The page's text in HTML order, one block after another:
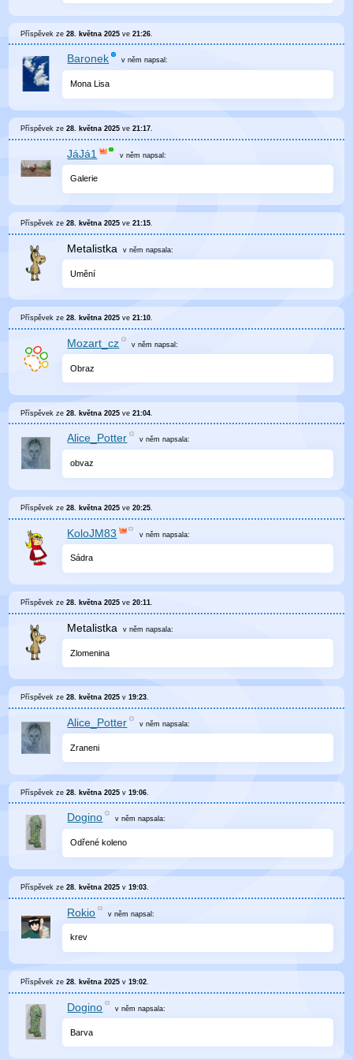
Příspěvek ze28. května 2025 ve21:26
Baronek v němnapsal:
Mona Lisa
Příspěvek ze28. května 2025 ve21:17
JáJá1 v něm napsal:
Galerie
Příspěvek ze28. května 2025 ve21:15.
Metalistka v něm napsala:
Umění
Příspěvek ze28. května 2025 ve21:10.
Mozart_cz v němnapsal:
Obraz
Příspěvek ze28. května 2025 ve21:04
Alice_Potter v němnapsala:
obvaz
Příspěvek ze28. května 2025 ve20:25
KoloJM83 v něm napsala:
Sádra
Příspěvek ze28. května 2025 ve20:11.
Metalistka v něm napsala:
Zlomenina
Příspěvek ze28. května 2025 v19:23.
Alice_Potter v němnapsala:
Zraneni
Příspěvek ze28. května 2025 v19:06
Dogino v němnapsala:
Odřené koleno
Příspěvek ze28. května 2025 v19:03
Rokio v němnapsal:
krev
Příspěvek ze28. května 2025 v19:02.
Dogino v němnapsala:
Barva